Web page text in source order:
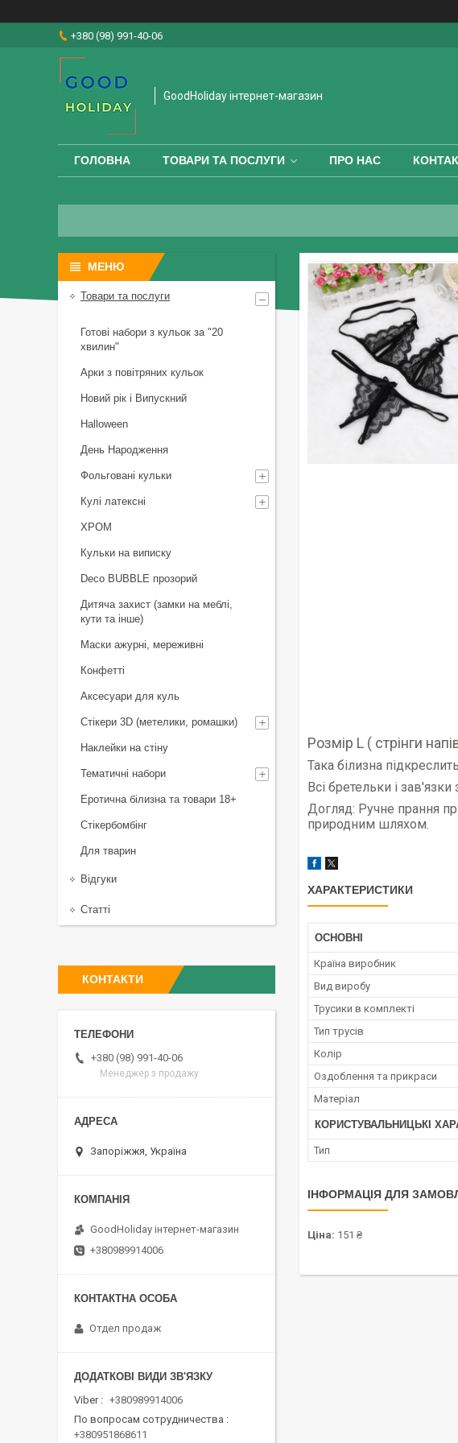
+380 (98) 991-40-06
GoodHoliday інтернет-магазин
ГОЛОВНА ТОВАРИ ТА ПОСЛУГИ ПРО НАС
Розмір L ( стрінги
Така білизна
Всі бретельки і
Догляд: Ручне прання
природним шляхом.
ХАРАКТЕРИСТИКИ
ОСНОВНІ
Країна виробник
Вид виробу
Трусики в комплекті
Тип трусів
Колір
Оздоблення та прикраси
Матеріал
КОРИСТУВАЛЬНИЦЬКІ
Тип
ІНФОРМАЦІЯ ДЛЯ
Ціна: 151 ₴
Товари та послуги
Готові набори з кульок за "20
хвилин"
Арки з повітряних кульок
Новий рік і Випускний
Halloween
День Народження
Фольговані кульки
Кулі латексні
ХРОМ
Кульки на виписку
Deco BUBBLE прозорий
Дитяча захист (замки на меблі,
кути та інше)
Маски ажурні, мереживні
Конфетті
Аксесуари для куль
Стікери 3D (метелики, ромашки)
Наклейки на стіну
Тематичні набори
Еротична білизна та товари 18+
Стікербомбінг
Для тварин
Відгуки
Статті
КОНТАКТИ
+380 (98) 991-40-06
Менеджер з продажу
Запоріжжя, Україна
GoodHoliday інтернет-магазин
+380989914006
Отдел продаж
Viber
+380989914006
По вопросам сотрудничества
+380951868611